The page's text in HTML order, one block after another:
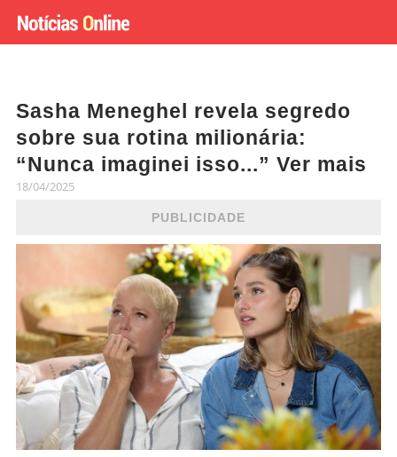
Sasha Meneghel revela segredo
sobre sua rotina milionária:
“Nunca imaginei isso...” Ver mais
18/04/2025
PUBLICIDADE